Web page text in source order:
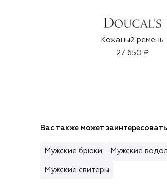
Кожаный ремень
27 650 ₽
Вас также может заинтересовать
Мужские брюки Мужские
Мужские свитеры